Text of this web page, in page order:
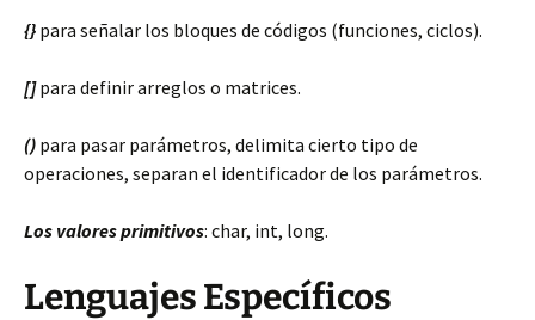
{} para señalar los bloques de códigos (funciones, ciclos).
[]para definir arreglos o matrices.
() para pasar parámetros, delimita cierto tipo de
operaciones, separan el identificador de los parámetros.
Los valores primitivos: char, int, long.
Lenguajes Específicos